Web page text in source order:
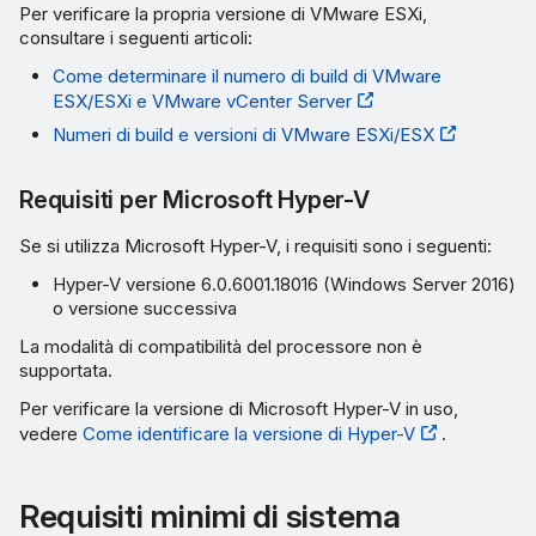
Per verificare la propria versione di VMware ESXi,
consultare i seguenti articoli:
Come determinare il numero di build di VMware
ESX/ESXi e VMware vCenter Server
Numeri di build e versioni di VMware ESXi/ESX
Requisiti per Microsoft Hyper-V
Se si utilizza Microsoft Hyper-V, i requisiti sono i seguenti:
Hyper-V versione 6.0.6001.18016 (Windows Server 2016)
o versione successiva
La modalità di compatibilità del processore non è
supportata.
Per verificare la versione di Microsoft Hyper-V in uso,
vedere Come identificare la versione di Hyper-V .
Requisiti minimi di sistema